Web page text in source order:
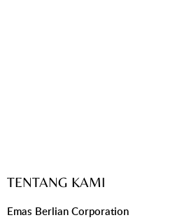
TENTANG KAMI
Emas Berlian Corporation